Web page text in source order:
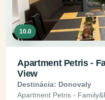
10.0
Apartment Petris -
View
Destinácia: Donovaly
Apartment Petris -